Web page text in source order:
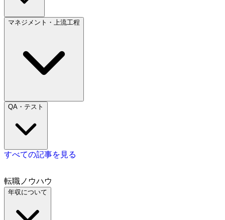
マネジメント・上流工程
QA・テスト
すべての記事を見る
転職ノウハウ
年収について